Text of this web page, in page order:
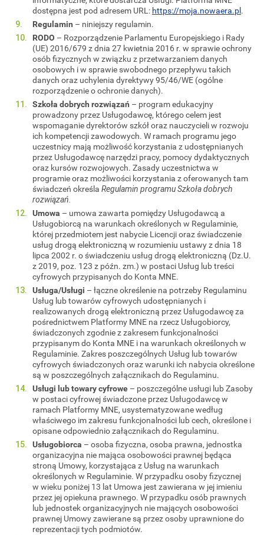
dostępna jest pod adresem URL: https://moja.nowaera.pl.
Regulamin – niniejszy regulamin.
RODO – Rozporządzenie Parlamentu Europejskiego i Rady
(UE) 2016/679 z dnia 27 kwietnia 2016 r. w sprawie ochrony
osób fizycznych w związku z przetwarzaniem danych
osobowych i w sprawie swobodnego przepływu takich
danych oraz uchylenia dyrektywy 95/46/WE (ogólne
rozporządzenie o ochronie danych).
Szkoła dobrych rozwiązań – program edukacyjny
prowadzony przez Usługodawcę, którego celem jest
wspomaganie dyrektorów szkół oraz nauczycieli w rozwoju
ich kompetencji zawodowych. W ramach programu jego
uczestnicy mają możliwość korzystania z udostępnianych
przez Usługodawcę narzędzi pracy, pomocy dydaktycznych
oraz kursów rozwojowych. Zasady uczestnictwa w
programie oraz możliwości korzystania z oferowanych tam
świadczeń określa Regulamin programu Szkoła dobrych
rozwiązań.
Umowa – umowa zawarta pomiędzy Usługodawcą a
Usługobiorcą na warunkach określonych w Regulaminie,
której przedmiotem jest nabycie Licencji oraz świadczenie
usług drogą elektroniczną w rozumieniu ustawy z dnia 18
lipca 2002 r. o świadczeniu usług drogą elektroniczną (Dz.U.
z 2019, poz. 123 z późn. zm.) w postaci Usług lub treści
cyfrowych przypisanych do Konta MNE.
Usługa/Usługi – łączne określenie na potrzeby Regulaminu
Usług lub towarów cyfrowych udostępnianych i
realizowanych drogą elektroniczną przez Usługodawcę za
pośrednictwem Platformy MNE na rzecz Usługobiorcy,
świadczonych zgodnie z zakresem funkcjonalności
przypisanym do Konta MNE i na warunkach określonych w
Regulaminie. Zakres poszczególnych Usług lub towarów
cyfrowych świadczonych oraz warunki ich nabycia określone
są w poszczególnych załącznikach do Regulaminu.
Usługi lub towary cyfrowe – poszczególne usługi lub Zasoby
w postaci cyfrowej świadczone przez Usługodawcę w
ramach Platformy MNE, usystematyzowane według
właściwego im zakresu funkcjonalności lub cech, określone i
opisane odpowiednio załącznikach do Regulaminu.
Usługobiorca – osoba fizyczna, osoba prawna, jednostka
organizacyjna nie mająca osobowości prawnej będąca
stroną Umowy, korzystająca z Usług na warunkach
określonych w Regulaminie. W przypadku osoby fizycznej
w wieku poniżej 13 lat Umowa jest zawierana w jej imieniu
przez jej opiekuna prawnego. W przypadku osób prawnych
lub jednostek organizacyjnych nie mających osobowości
prawnej Umowy zawierane są przez osoby uprawnione do
reprezentacji tych podmiotów.